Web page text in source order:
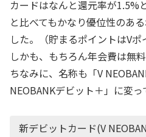
カードはなんと還元率が1.5%
と比べてもかなり優位性のあ
した。（貯まるポイントはVポ
しかも、もちろん年会費は無料
ちなみに、名称も「V
NEOBANKデビット＋」に変っ
新デビットカード(V